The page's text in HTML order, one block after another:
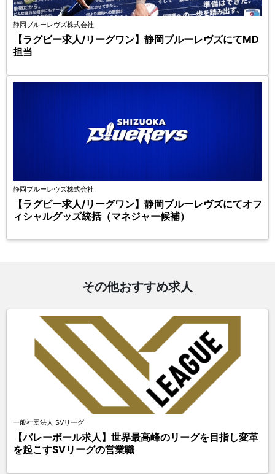
静岡ブルーレヴズ株式会社
【ラグビー求人/リーグワン】静岡ブルーレヴズにてMD
担当
静岡ブルーレヴズ株式会社
【ラグビー求人/リーグワン】静岡ブルーレヴズにてオフ
ィシャルグッズ統括（マネジャー候補）
その他おすすめ求人
一般社団法人 SVリーグ
【バレーボール求人】世界最高峰のリーグを目指し変革
を起こすSVリーグの営業職